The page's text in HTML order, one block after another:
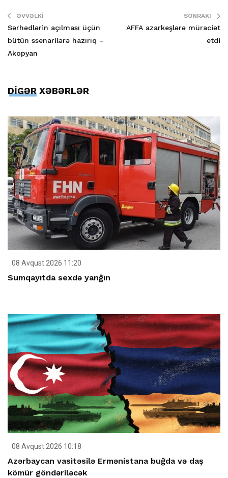
ƏVVƏLKI
Sərhədlərin açılması üçün
bütün ssenarilərə hazırıq –
Akopyan
SONRAKI
AFFA azarkeşlərə müraciət
etdi
DİGƏR XƏBƏRLƏR
08 Avqust 2026 11:20
Sumqayıtda sexdə yanğın
08 Avqust 2026 10:18
Azərbaycan vasitəsilə Ermənistana buğda və daş
kömür göndəriləcək